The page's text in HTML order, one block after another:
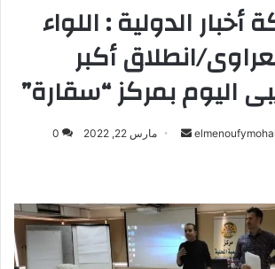
الدولية : اللواء
انطلاق أكبر
اليوم بمركز “سقارة”
أرسل مارس 22, 2022 0